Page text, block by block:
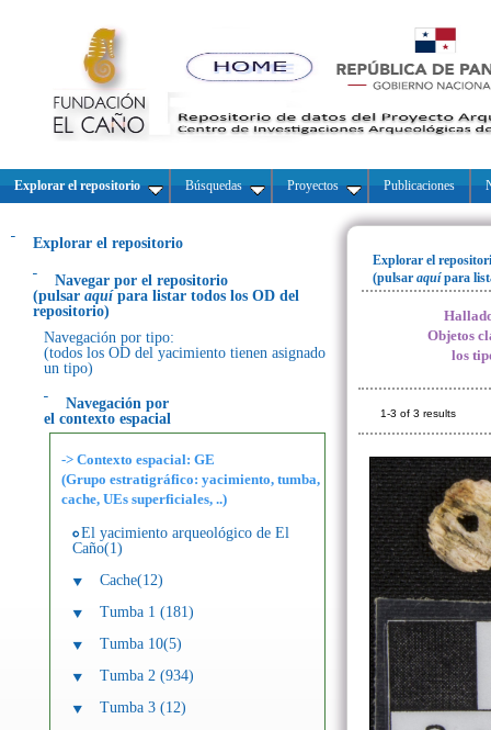
Explorar el repositorio Búsquedas Proyectos Publicaciones
Explorar el repositorio
Navegar por el repositorio
(pulsar aquí para listar todos los OD del
repositorio)
Navegación por tipo:
(todos los OD del yacimiento tienen asignado
un tipo)
Navegación por
el contexto espacial
-> Contexto espacial: GE
(Grupo estratigráfico: yacimiento, tumba,
cache, UEs superficiales, ..)
El yacimiento arqueológico de El
Caño(1)
Cache(12)
Tumba 1 (181)
Tumba 10(5)
Tumba 2 (934)
Tumba 3 (12)
Explorar el
(pulsar aquípara
Objetos
los
1-3 of 3 results